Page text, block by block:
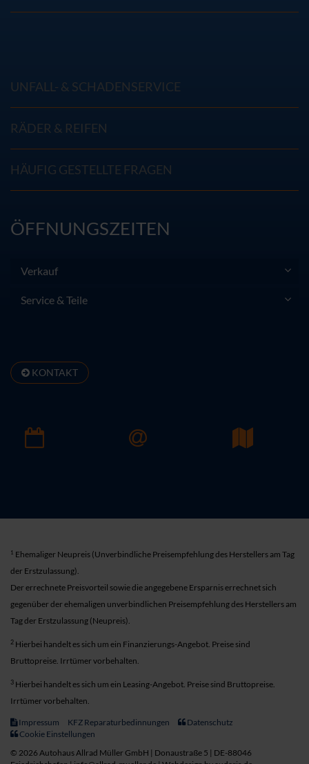
UNFALL- & SCHADENSERVICE
RÄDER & REIFEN
HÄUFIG GESTELLTE FRAGEN
ÖFFNUNGSZEITEN
Verkauf
Service & Teile
KONTAKT
1 Ehemaliger Neupreis (Unverbindliche Preisempfehlung des Herstellers am Tag
der Erstzulassung).
Der errechnete Preisvorteil sowie die angegebene Ersparnis errechnet sich
gegenüber der ehemaligen unverbindlichen Preisempfehlung des Herstellers am
Tag der Erstzulassung (Neupreis).
2 Hierbei handelt es sich um ein Finanzierungs-Angebot. Preise sind
Bruttopreise. Irrtümer vorbehalten.
3 Hierbei handelt es sich um ein Leasing-Angebot. Preise sind Bruttopreise.
Irrtümer vorbehalten.
Impressum KFZ Reparaturbedinnungen
Datenschutz
Cookie Einstellungen
© 2026 Autohaus Allrad Müller GmbH | Donaustraße 5 | DE-88046